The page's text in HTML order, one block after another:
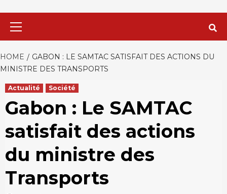
HOME
GABON : LE SAMTAC SATISFAIT DES ACTIONS DU
MINISTRE DES TRANSPORTS
Actualité Société
Gabon : Le SAMTAC
satisfait des actions
du ministre des
Transports